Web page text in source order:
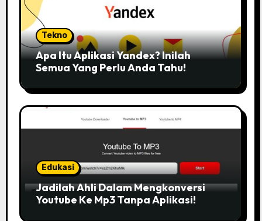
Tekno
Apa Itu Aplikasi Yandex? Inilah
Semua Yang Perlu Anda Tahu!
Edukasi
Jadilah Ahli Dalam Mengkonversi
Youtube Ke Mp3 Tanpa Aplikasi!